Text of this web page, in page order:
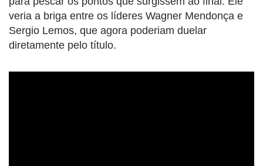
veria a briga entre os líderes Wagner Mendonça e
Sergio Lemos, que agora poderiam duelar
diretamente pelo título.